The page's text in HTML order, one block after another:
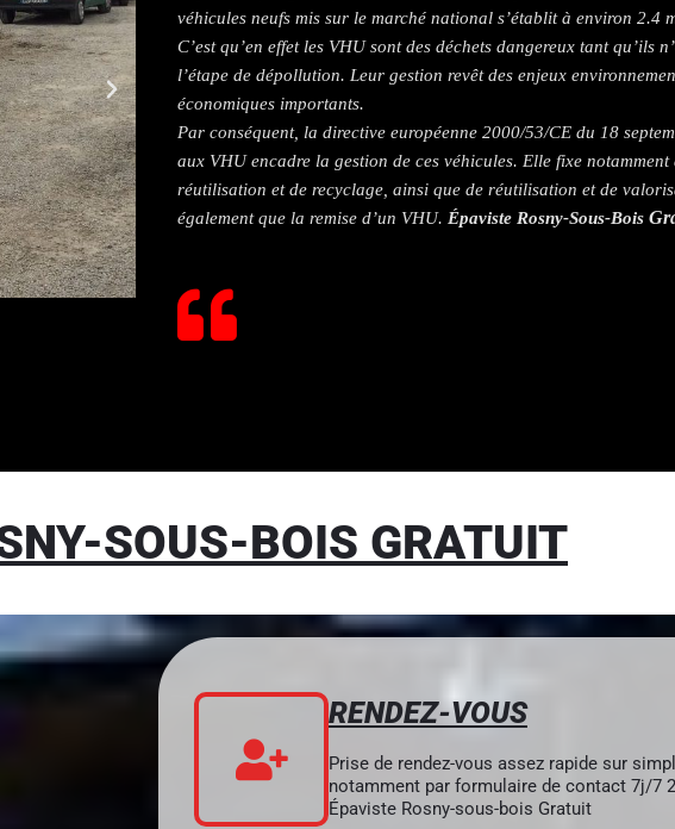
véhicules neufs mis sur le marché national s’établit à environ 2.4
C’est qu’en effet les VHU sont des déchets dangereux tant qu’ils
l’étape de dépollution. Leur gestion revêt des enjeux
économiques importants.
Par conséquent, la directive européenne 2000/53/CE du 18
aux VHU encadre la gestion de ces véhicules. Elle fixe notamment
réutilisation et de recyclage, ainsi que de réutilisation et de
également que la remise d’un VHU. Épaviste Rosny-Sous-Bois
SOUS-BOIS GRATUIT
RENDEZ-VOUS
Prise de rendez-vous assez rapide sur
notamment par formulaire de contact 7j/7
Épaviste Rosny-sous-bois Gratuit